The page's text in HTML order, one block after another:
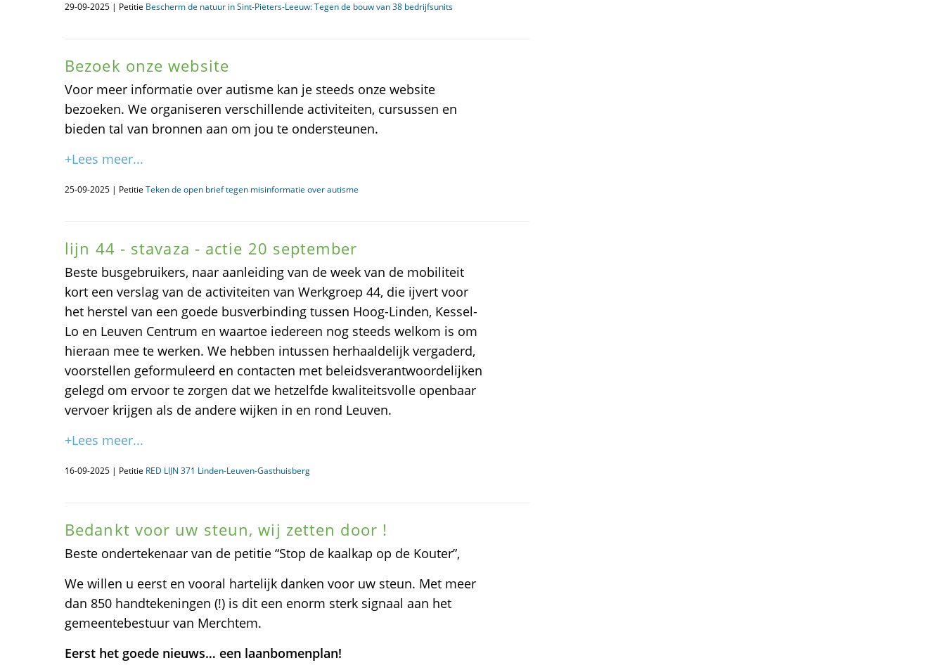
29-09-2025 | Petitie Bescherm de natuur in Sint-Pieters-Leeuw: Tegen de bouw van 38 bedrijfsunits
Bezoek onze website
Voor meer informatie over autisme kan je steeds onze website
bezoeken. We organiseren verschillende activiteiten, cursussen en
bieden tal van bronnen aan om jou te ondersteunen.
+Lees meer...
25-09-2025 | Petitie Teken de open brief tegen misinformatie over autisme
lijn 44 - stavaza - actie 20 september
Beste busgebruikers, naar aanleiding van de week van de mobiliteit
kort een verslag van de activiteiten van Werkgroep 44, die ijvert voor
het herstel van een goede busverbinding tussen Hoog-Linden, Kessel-
Lo en Leuven Centrum en waartoe iedereen nog steeds welkom is om
hieraan mee te werken. We hebben intussen herhaaldelijk vergaderd,
voorstellen geformuleerd en contacten met beleidsverantwoordelijken
gelegd om ervoor te zorgen dat we hetzelfde kwaliteitsvolle openbaar
vervoer krijgen als de andere wijken in en rond Leuven.
+Lees meer...
16-09-2025 | Petitie RED LIJN 371 Linden-Leuven-Gasthuisberg
Bedankt voor uw steun, wij zetten door !
Beste ondertekenaar van de petitie “Stop de kaalkap op de Kouter”,
We willen u eerst en vooral hartelijk danken voor uw steun. Met meer
dan 850 handtekeningen (!) is dit een enorm sterk signaal aan het
gemeentebestuur van Merchtem.
Eerst het goede nieuws… een laanbomenplan!